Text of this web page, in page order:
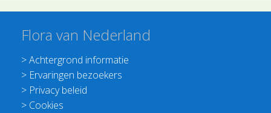
Flora van Nederland
>Achtergrond informatie
> Ervaringen bezoekers
> Privacy beleid
> Cookies